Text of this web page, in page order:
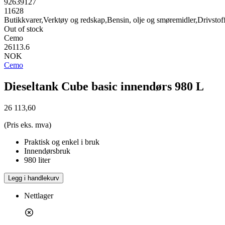
92639127
11628
Butikkvarer,Verktøy og redskap,Bensin, olje og
Out of stock
Cemo
26113.6
NOK
Cemo
Dieseltank Cube basic innendørs 980 L
26 113,60
(Pris eks. mva)
Praktisk og enkel i bruk
Innendørsbruk
980 liter
Legg i handlekurv
Nettlager